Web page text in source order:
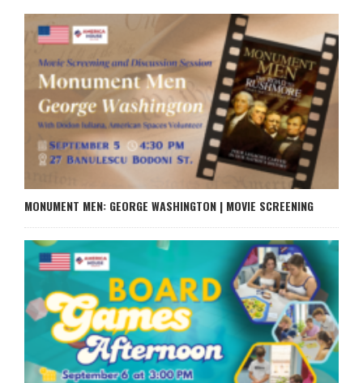
MONUMENT MEN: GEORGE WASHINGTON | MOVIE SCREENING